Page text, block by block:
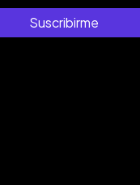
Suscribirme